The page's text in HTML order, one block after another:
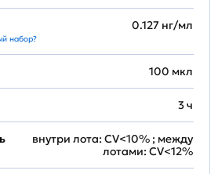
набор?
0.127 нг/мл
100 мкл
3 ч
внутри лота: CV<10% ; между
лотами: CV<12%